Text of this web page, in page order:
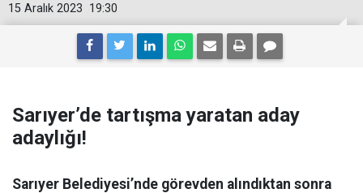
19:30
15 Aralık 2023
Sarıyer’de tartışma yaratan aday
adaylığı!
Sarıyer Belediyesi’nde görevden alındıktan sonra